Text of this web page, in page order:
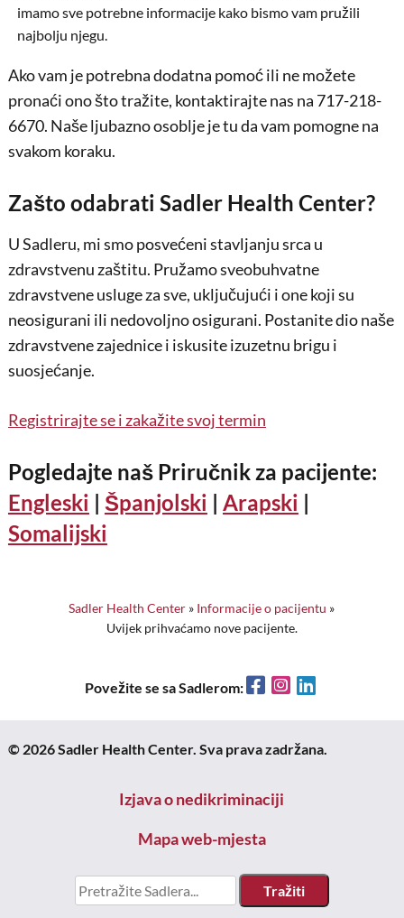
imamo sve potrebne informacije kako bismo vam pružili
najbolju njegu.
Ako vam je potrebna dodatna pomoć ili ne možete
pronaći ono što tražite, kontaktirajte nas na 717-218-
6670. Naše ljubazno osoblje je tu da vam pomogne na
svakom koraku.
Zašto odabrati Sadler Health Center?
U Sadleru, mi smo posvećeni stavljanju srca u
zdravstvenu zaštitu. Pružamo sveobuhvatne
zdravstvene usluge za sve, uključujući i one koji su
neosigurani ili nedovoljno osigurani. Postanite dio naše
zdravstvene zajednice i iskusite izuzetnu brigu i
suosjećanje.
Registrirajte se i zakažite svoj termin
Pogledajte naš Priručnik za pacijente:
Engleski | Španjolski | Arapski |
Somalijski
Sadler Health Center » Informacije o pacijentu »
Uvijek prihvaćamo nove pacijente.
Povežite se sa Sadlerom: FacebookInstagram
© 2026 Sadler Health Center. Sva prava zadržana.
Izjava o nedikriminaciji
Mapa web-mjesta
Potraži
za: